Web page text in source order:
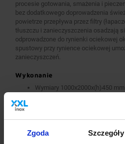
Zgoda Szczegóły
procesie gotowania, smażenia i
bez dodatkowego doprowadzenia
powietrze przepływa przez filtry
tłuszczu i zanieczyszczenia osadzają
odprowadzone do rynienki ociekowej
spustowy przy rynience ociekowej
zanieczyszczeń.
Wykonanie
Wymiary 1000x2000x(h)450 mm
Okapy wywiewne o wymiarach
wersji łączonej (skręcanej) z
Okapy wyposażone są w